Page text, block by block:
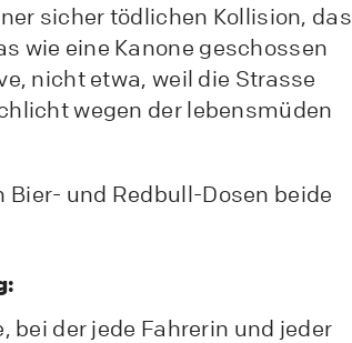
sicher tödlichen Kollision, das
wie eine Kanone geschossen
nicht etwa, weil die Strasse
wegen der lebensmüden
und Redbull-Dosen beide
bei der jede Fahrerin und jeder